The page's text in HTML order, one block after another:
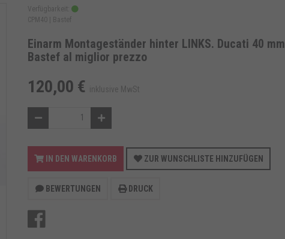
Verfügbarkeit:
CPM40 | Bastef
Einarm Montageständer hinter LINKS. Ducati 40 mm
Bastef al miglior prezzo
120,00 € inklusive MwSt
IN DEN WARENKORB ZUR WUNSCHLISTE HINZUFÜGEN
BEWERTUNGEN DRUCK